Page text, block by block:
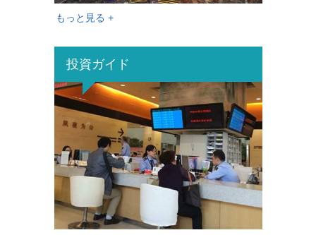
もっと見る +
投資ガイド